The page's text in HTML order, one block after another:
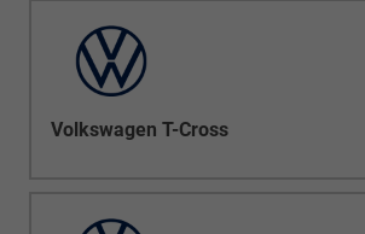
Volkswagen T-Cross